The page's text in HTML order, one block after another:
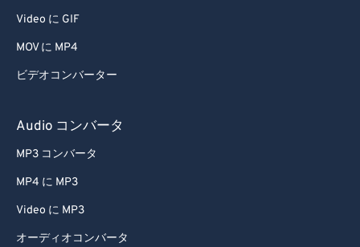
Video に GIF
MOV に MP4
ビデオコンバーター
Audio コンバータ
MP3 コンバータ
MP4 に MP3
Video に MP3
オーディオコンバータ